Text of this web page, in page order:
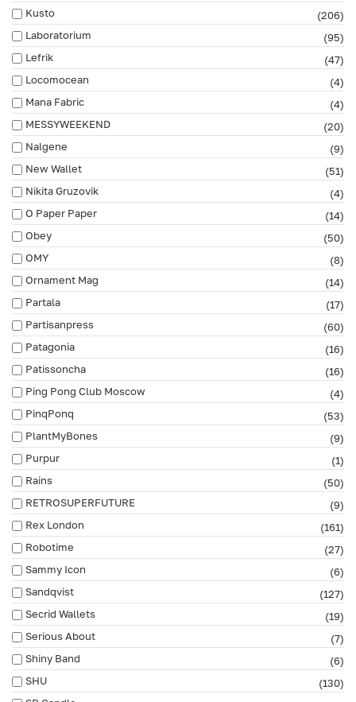
Kusto
(206)
Laboratorium
(95)
Lefrik
(47)
Locomocean
(4)
Mana Fabric
(4)
MESSYWEEKEND
(20)
Nalgene
(9)
New Wallet
(51)
Nikita Gruzovik
(4)
O Paper Paper
(14)
Obey
(50)
OMY
(8)
Ornament Mag
(14)
Partala
(17)
Partisanpress
(60)
Patagonia
(16)
Patissoncha
(16)
Ping Pong Club Moscow
(4)
PinqPonq
(53)
PlantMyBones
(9)
Purpur
(1)
Rains
(50)
RETROSUPERFUTURE
(9)
Rex London
(161)
Robotime
(27)
Sammy Icon
(6)
Sandqvist
(127)
Secrid Wallets
(19)
Serious About
(7)
Shiny Band
(6)
SHU
(130)